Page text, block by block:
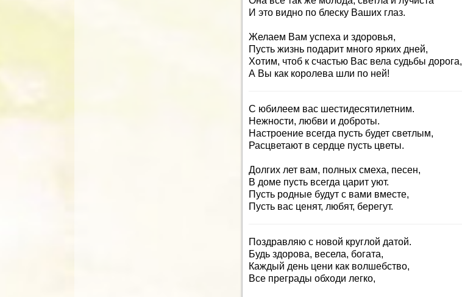
И это видно по блеску Ваших глаз.
Желаем Вам успеха и здоровья,
Пусть жизнь подарит много ярких дней,
Хотим, чтоб к счастью Вас вела судьбы дорога,
А Вы как королева шли по ней!
С юбилеем вас шестидесятилетним.
Нежности, любви и доброты.
Настроение всегда пусть будет светлым,
Расцветают в сердце пусть цветы.
Долгих лет вам, полных смеха, песен,
В доме пусть всегда царит уют.
Пусть родные будут с вами вместе,
Пусть вас ценят, любят, берегут.
Поздравляю с новой круглой датой.
Будь здорова, весела, богата,
Каждый день цени как волшебство,
Все преграды обходи легко,